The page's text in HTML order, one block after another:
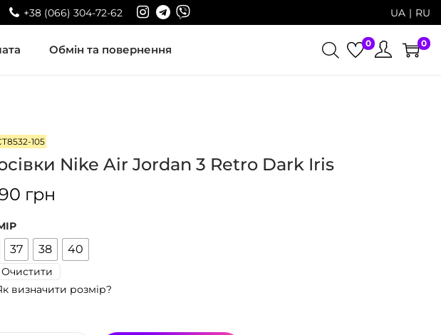
+38 (066) 304-72-62 UA RU
Обмін та повернення 0 0
105
Nike Air Jordan 3 Retro Dark Iris
грн
37 38 40
Очистити
визначити розмір?